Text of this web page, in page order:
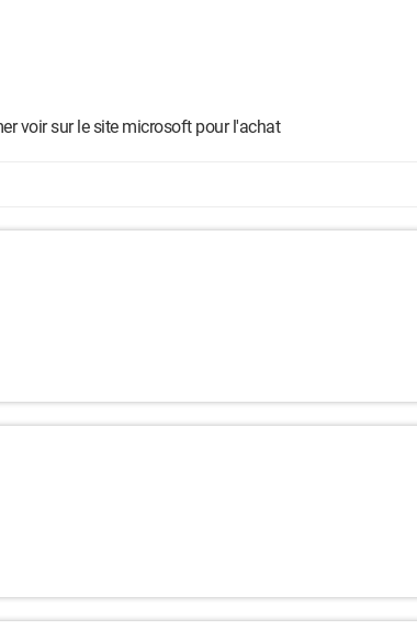
voir sur le site microsoft pour l'achat